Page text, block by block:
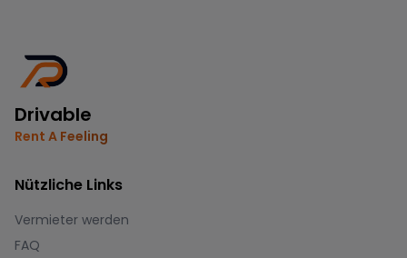
Drivable
Rent A Feeling
Nützliche Links
Vermieter werden
FAQ